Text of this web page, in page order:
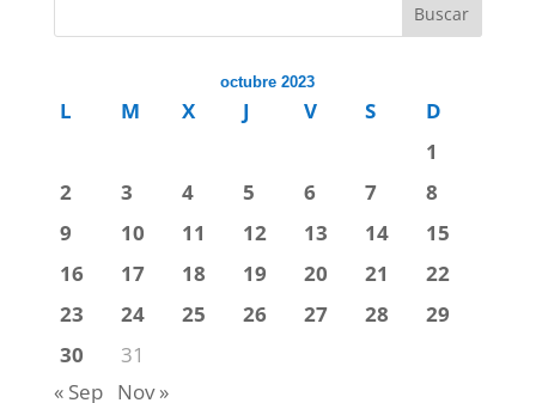
Buscar
octubre 2023
L M X J V S
D
1
2
3 4 5 6 7
8
9
10 11 12 13 14
15
16
17 18 19 20 21
22
23
24 25 26 27 28
29
30
31
« Sep Nov »